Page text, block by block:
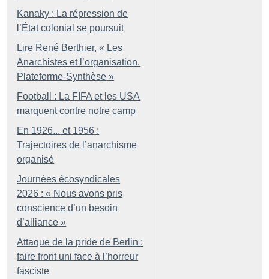
Kanaky : La répression de
l’État colonial se poursuit
Lire René Berthier, « Les
Anarchistes et l’organisation.
Plateforme-Synthèse »
Football : La FIFA et les USA
marquent contre notre camp
En 1926... et 1956 :
Trajectoires de l’anarchisme
organisé
Journées écosyndicales
2026 : « Nous avons pris
conscience d’un besoin
d’alliance »
Attaque de la pride de Berlin :
faire front uni face à l’horreur
fasciste